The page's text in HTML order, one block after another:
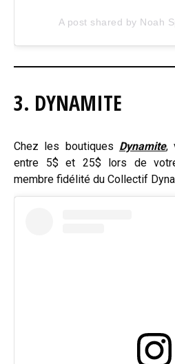
A post shared by Noah
3. DYNAMITE
Chez les boutiques Dynamite,
entre 5$ et 25$ lors de
membre fidélité du Collectif